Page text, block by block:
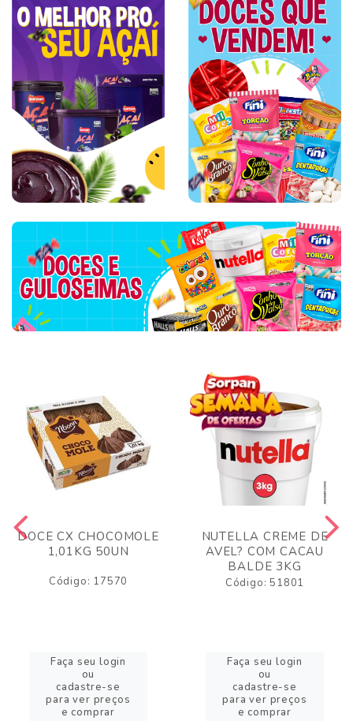
DOCE CX CHOCOMOLE
1,01KG 50UN
Código: 17570
Faça seu login
ou
cadastre-se
para ver preços
e comprar
NUTELLA CREME DE
AVEL? COM CACAU
BALDE 3KG
Código: 51801
Faça seu login
ou
cadastre-se
para ver preços
e comprar